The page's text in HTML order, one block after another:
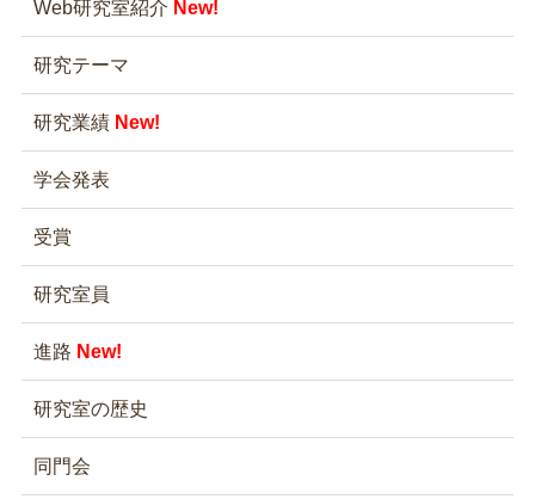
Web研究室紹介 New!
研究テーマ
研究業績 New!
学会発表
受賞
研究室員
進路 New!
研究室の歴史
同門会